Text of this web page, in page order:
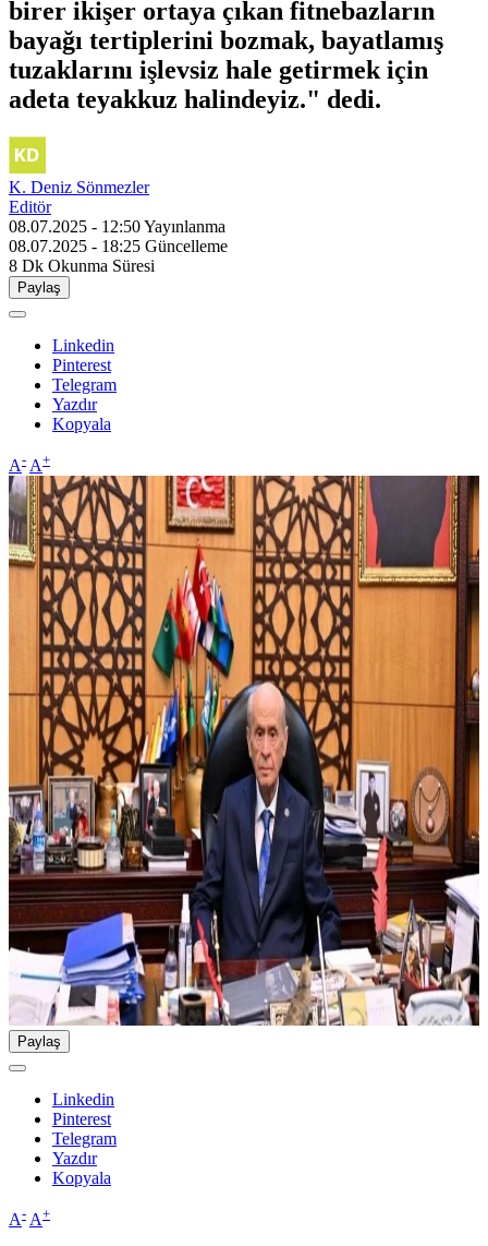
birer ikişer ortaya çıkan fitnebazların
bayağı tertiplerini bozmak, bayatlamış
tuzaklarını işlevsiz hale getirmek için
adeta teyakkuz halindeyiz." dedi.
K. Deniz Sönmezler
Editör
08.07.2025 - 12:50Yayınlanma
08.07.2025 - 18:25 Güncelleme
8 Dk Okunma Süresi
Paylaş
Linkedin
Pinterest
Telegram
Yazdır
Kopyala
A- A+
Paylaş
Linkedin
Pinterest
Telegram
Yazdır
Kopyala
A- A+